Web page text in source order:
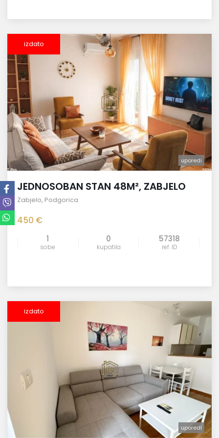
izdato
uporedi
JEDNOSOBAN STAN 48M², ZABJELO
Zabjelo, Podgorica
450 €
1
sobe
0
kupatila
57318
ref. ID
izdato
uporedi